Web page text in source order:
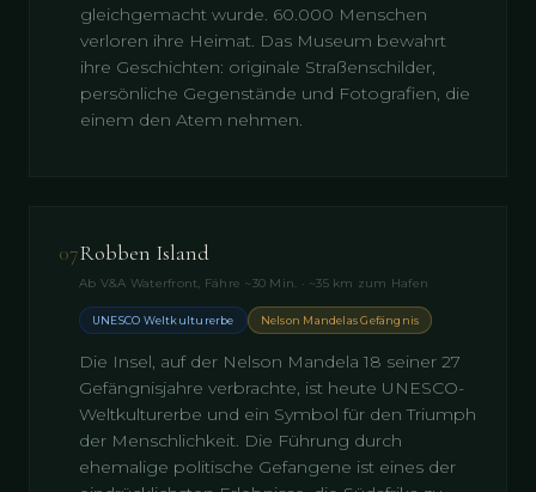
gleichgemacht wurde. 60.000 Menschen
verloren ihre Heimat. Das Museum bewahrt
ihre Geschichten: originale Straßenschilder,
persönliche Gegenstände und Fotografien, die
einem den Atem nehmen.
07Robben Island
Ab V&A Waterfront, Fähre ~30 Min. · ~35 km zum Hafen
UNESCO Weltkulturerbe Nelson Mandelas Gefängnis
Die Insel, auf der Nelson Mandela 18 seiner 27
Gefängnisjahre verbrachte, ist heute UNESCO-
Weltkulturerbe und ein Symbol für den Triumph
der Menschlichkeit. Die Führung durch
ehemalige politische Gefangene ist eines der